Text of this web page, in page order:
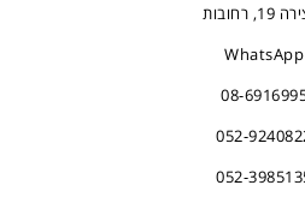
רחובות
WhatsApp
08-
052-
052-